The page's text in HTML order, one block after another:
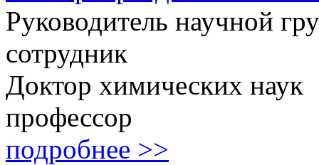
Руководитель научной
сотрудник
Доктор химических наук
профессор
подробнее >>